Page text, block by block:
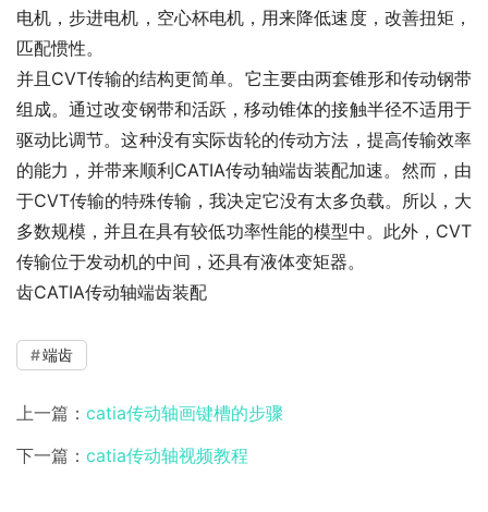
电机，步进电机，空心杯电机，用来降低速度，改善扭矩，
匹配惯性。
并且CVT传输的结构更简单。它主要由两套锥形和传动钢带
组成。通过改变钢带和活跃，移动锥体的接触半径不适用于
驱动比调节。这种没有实际齿轮的传动方法，提高传输效率
的能力，并带来顺利CATIA传动轴端齿装配加速。然而，由
于CVT传输的特殊传输，我决定它没有太多负载。所以，大
多数规模，并且在具有较低功率性能的模型中。此外，CVT
传输位于发动机的中间，还具有液体变矩器。
齿CATIA传动轴端齿装配
端齿
上一篇： catia传动轴画键槽的步骤
下一篇： catia传动轴视频教程